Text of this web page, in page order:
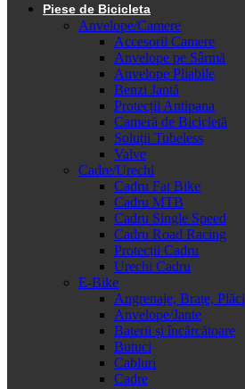
Piese de Bicicleta
Anvelope/Camere
Accesorii Camere
Anvelope pe Sârmă
Anvelope Pliabile
Benzi Jantă
Protecții Antipana
Cameră de Bicicletă
Soluții Tubeless
Valve
Cadre/Urechi
Cadru Fat Bike
Cadru MTB
Cadru Single Speed
Cadru Road Racing
Protecții Cadru
Urechi Cadru
E-Bike
Angrenaje, Brațe, Plăci
Anvelope/Jante
Baterii și încărcătoare
Butuci
Cabluri
Cadre